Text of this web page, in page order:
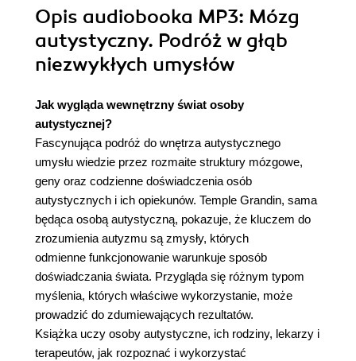
Opis audiobooka MP3: Mózg
autystyczny. Podróż w głąb
niezwykłych umysłów
Jak wygląda wewnętrzny świat osoby
autystycznej?
Fascynująca podróż do wnętrza autystycznego
umysłu wiedzie przez rozmaite struktury mózgowe,
geny oraz codzienne doświadczenia osób
autystycznych i ich opiekunów. Temple Grandin, sama
będąca osobą autystyczną, pokazuje, że kluczem do
zrozumienia autyzmu są zmysły, których
odmienne funkcjonowanie warunkuje sposób
doświadczania świata. Przygląda się różnym typom
myślenia, których właściwe wykorzystanie, może
prowadzić do zdumiewających rezultatów.
Książka uczy osoby autystyczne, ich rodziny, lekarzy i
terapeutów, jak rozpoznać i wykorzystać